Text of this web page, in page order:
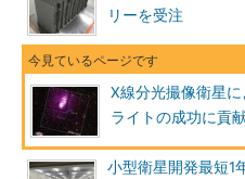
リーを受注
X線分光撮像衛星
ライトの成功に貢
小型衛星開発最短1